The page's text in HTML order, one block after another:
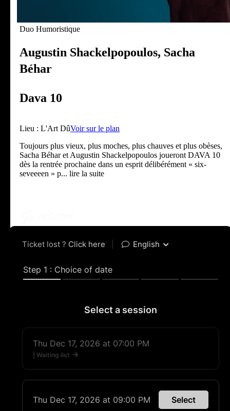
Duo Humoristique
Augustin Shackelpopoulos, Sacha
Béhar
Dava 10
Lieu : L'Art DûVoir sur le plan
Toujours plus vieux, plus moches, plus chauves et plus obèses,
Sacha Béhar et Augustin Shackelpopoulos joueront DAVA 10
dès la rentrée prochaine dans un esprit délibérément « six-
seveeeen » p... lire la suite